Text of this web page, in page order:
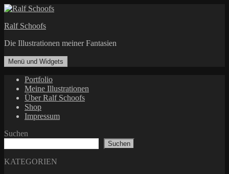
Zum
springen
Ralf Schoofs
Die Illustrationen meiner Fantasien
Menü und Widgets
Portfolio
Meine Illustrationen
Über Ralf Schoofs
Shop
Impressum
Suchen
Suchen
KATEGORIEN